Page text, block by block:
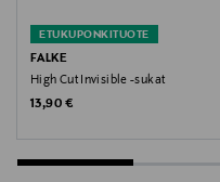
ETUKUPONKITUOTE
FALKE
High Cut Invisible -sukat
Original Price
13,90 €